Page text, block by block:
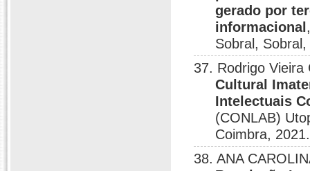
gerado por
informacional
Sobral,
37. Rodrigo
Cultural
Intelectuais
(CONLAB)
Coimbra, 2021.
38. ANA